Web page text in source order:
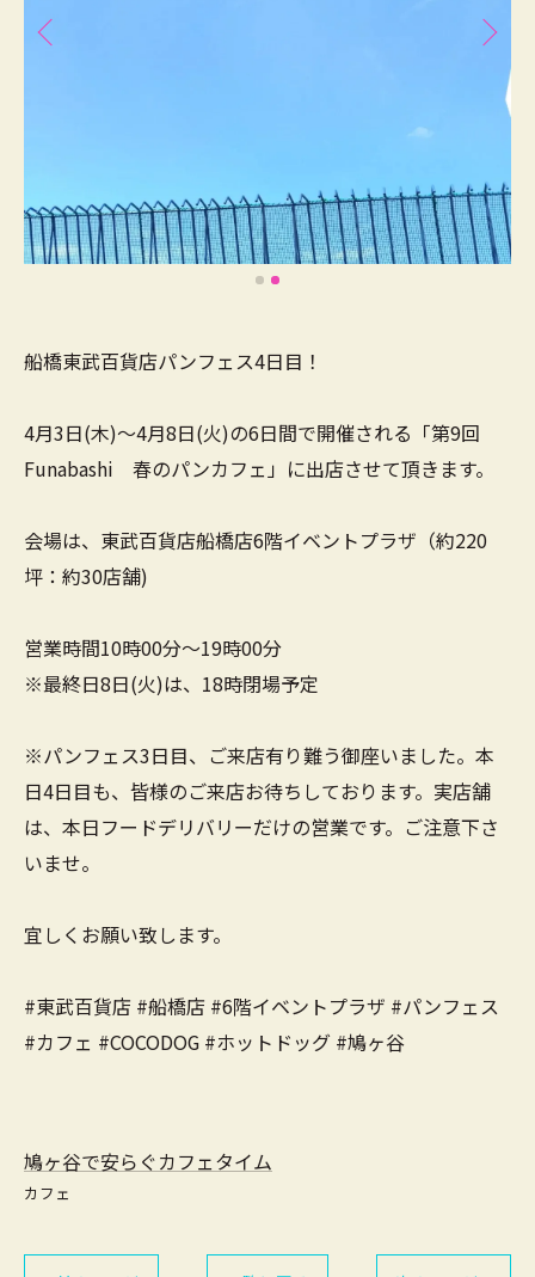
船橋東武百貨店パンフェス4日目！
4月3日(木)～4月8日(火)の6日間で開催される「第9回
Funabashi 春のパンカフェ」に出店させて頂きます。
会場は、東武百貨店船橋店6階イベントプラザ（約220
坪：約30店舗)
営業時間10時00分～19時00分
※最終日8日(火)は、18時閉場予定
※パンフェス3日目、ご来店有り難う御座いました。本
日4日目も、皆様のご来店お待ちしております。実店舗
は、本日フードデリバリーだけの営業です。ご注意下さ
いませ。
宜しくお願い致します。
#東武百貨店 #船橋店 #6階イベントプラザ #パンフェス
#カフェ #COCODOG #ホットドッグ #鳩ヶ谷
鳩ヶ谷で安らぐカフェタイム
カフェ